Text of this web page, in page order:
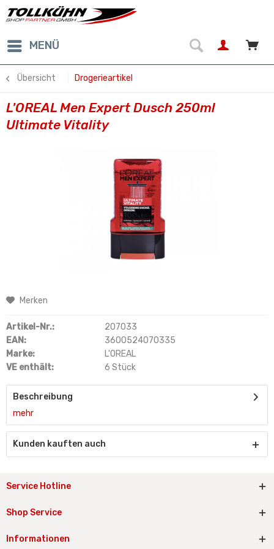
MENÜ
Übersicht Drogerieartikel
L'OREAL Men Expert Dusch 250ml
Ultimate Vitality
Merken
Artikel-Nr.:
207033
EAN:
3600524070335
Marke:
L'OREAL
VE enthält:
6 Stück
Beschreibung
mehr
Kunden kauften auch
Service Hotline
Shop Service
Informationen